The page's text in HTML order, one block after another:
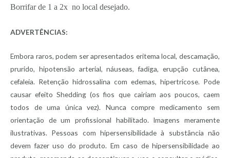
Borrifar de 1 a 2x no local desejado.
ADVERTÊNCIAS:
Embora raros, podem ser apresentados eritema local, descamação,
prurido, hipotensão arterial, náuseas, fadiga, erupção cutânea,
cefaleia. Retenção hidrossalina com edemas, hipertricose. Pode
causar efeito Shedding (os fios que cairiam aos poucos, caem
todos de uma única vez). Nunca compre medicamento sem
orientação de um profissional habilitado. Imagens meramente
ilustrativas. Pessoas com hipersensibilidade à substância não
devem fazer uso do produto. Em caso de hipersensibilidade ao